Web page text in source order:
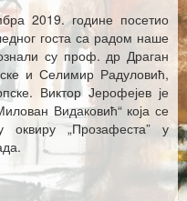
2019. године посетио
госта са радом наше
су проф. др Драган
и Селимир Радуловић,
Виктор Јерофејев је
Видаковић“ која се
„Прозафеста” у